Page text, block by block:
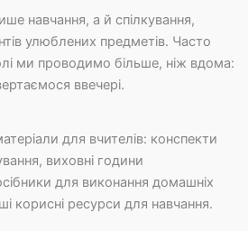
навчання, а й спілкування,
улюблених предметів. Часто
ми проводимо більше, ніж вдома:
ввечері.
для вчителів: конспекти
виховні години
для виконання домашніх
корисні ресурси для навчання.